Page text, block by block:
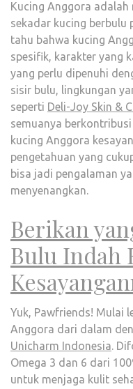
Kucing Anggora
sekadar kucing berbulu
tahu bahwa kucing
spesifik, karakter yang
yang perlu dipenuhi
sisir bulu, lingkungan
seperti Deli-Joy Skin &
semuanya
kucing Anggora
pengetahuan yang
bisa jadi pengalaman
menyenangkan.
Berikan
Bulu Indah
Yuk, Pawfriends! Mulai
Anggora dari dalam
Unicharm Indonesia.
Omega 3 dan 6 dari
untuk menjaga kulit